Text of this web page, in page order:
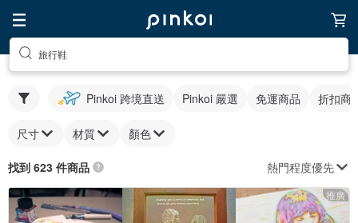
旅行鞋
Pinkoi 跨境直送 Pinkoi 嚴選 免運商品 折扣商
尺寸 材質 顏色
找到 623 件商品 熱門程度優先
推廣